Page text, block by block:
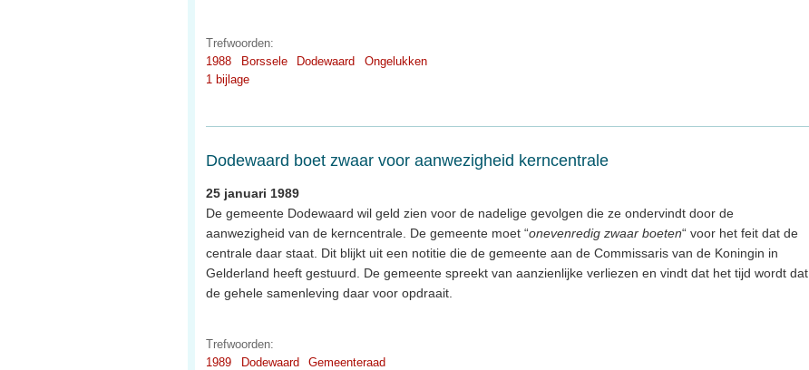
Trefwoorden:
1988
Borssele Dodewaard
Ongelukken
1 bijlage
Dodewaard boet zwaar voor aanwezigheid kerncentrale
25 januari 1989
De gemeente Dodewaard wil geld zien voor de nadelige gevolgen die ze ondervindt door de
aanwezigheid van de kerncentrale. De gemeente moet “onevenredig zwaar boeten“ voor het feit dat de
centrale daar staat. Dit blijkt uit een notitie die de gemeente aan de Commissaris van de Koningin in
Gelderland heeft gestuurd. De gemeente spreekt van aanzienlijke verliezen en vindt dat het tijd wordt dat
de gehele samenleving daar voor opdraait.
Trefwoorden:
1989
Dodewaard Gemeenteraad